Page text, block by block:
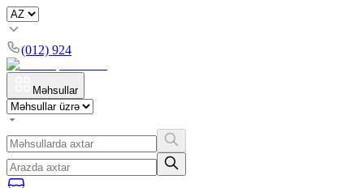
(012) 924
Məhsullar